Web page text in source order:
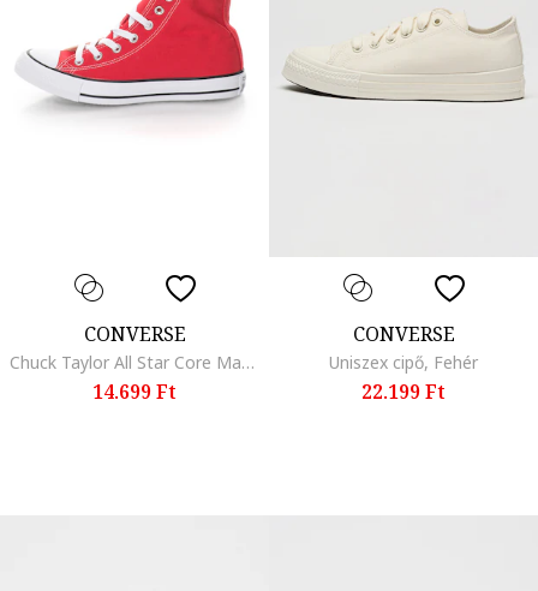
CONVERSE
Chuck Taylor All Star Core Magas Szárú Cipő, Koptatott piros
14.699 Ft
CONVERSE
Uniszex cipő, Fehér
22.199 Ft